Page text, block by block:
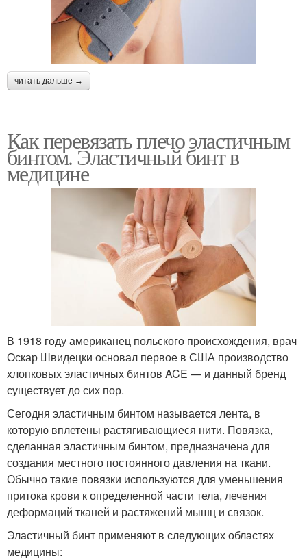
читать дальше →
Как перевязать плечо эластичным
бинтом. Эластичный бинт в
медицине
В 1918 году американец польского происхождения, врач
Оскар Швидецки основал первое в США производство
хлопковых эластичных бинтов ACE — и данный бренд
существует до сих пор.
Сегодня эластичным бинтом называется лента, в
которую вплетены растягивающиеся нити. Повязка,
сделанная эластичным бинтом, предназначена для
создания местного постоянного давления на ткани.
Обычно такие повязки используются для уменьшения
притока крови к определенной части тела, лечения
деформаций тканей и растяжений мышц и связок.
Эластичный бинт применяют в следующих областях
медицины: